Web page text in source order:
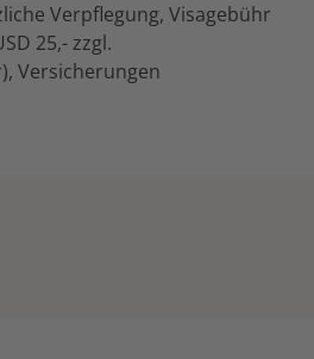
Verpflegung, Visagebühr
25,- zzgl.
Versicherungen